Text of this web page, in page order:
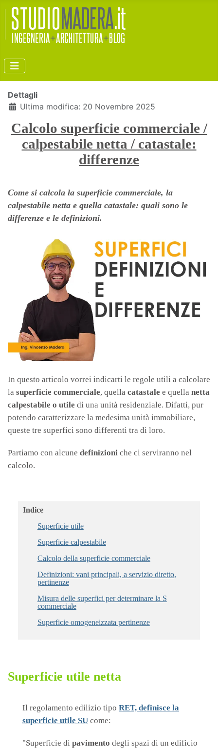
Dettagli
Ultima modifica: 20 Novembre 2025
Calcolo superficie commerciale /
calpestabile netta / catastale:
differenze
Come si calcola la superficie commerciale, la
calpestabile netta e quella catastale: quali sono le
differenze e le definizioni.
In questo articolo vorrei indicarti le regole utili a calcolare
la superficie commerciale, quella catastale e quella netta
calpestabile o utile di una unità residenziale. Difatti, pur
potendo caratterizzare la medesima unità immobiliare,
queste tre superfici sono differenti tra di loro.
Partiamo con alcune definizioni che ci serviranno nel
calcolo.
Indice
Superficie utile
Superficie calpestabile
Calcolo della superficie commerciale
Definizioni: vani principali, a servizio diretto,
pertinenze
Misura delle superfici per determinare la S
commerciale
Superficie omogeneizzata pertinenze
Superficie utile netta
Il regolamento edilizio tipo RET, definisce la
superficie utile SU come:
"Superficie di pavimento degli spazi di un edificio